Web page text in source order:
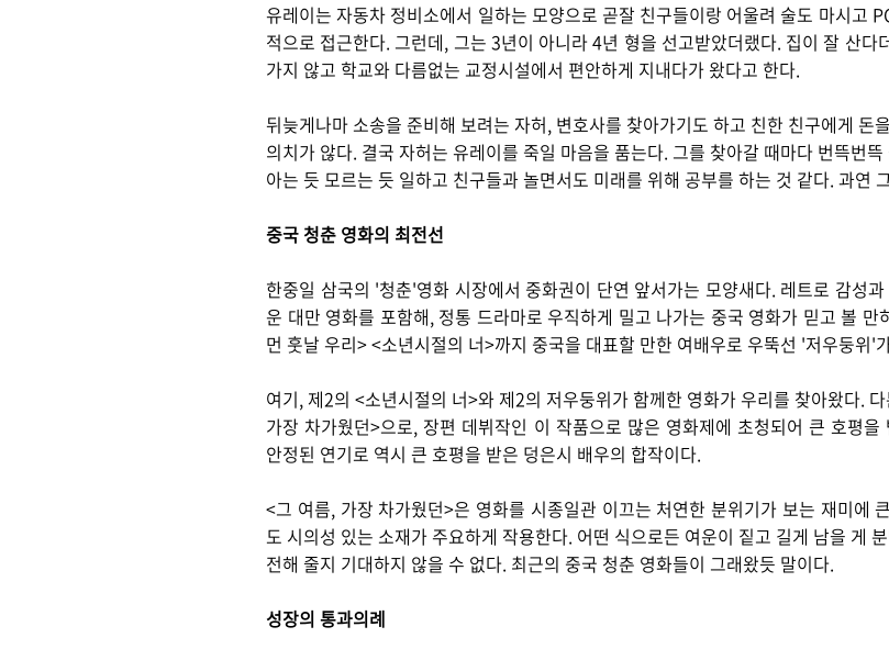
유레이는 자동차 정비소에서 일하는 모양으로 곧잘 친구들이랑 어울려 술도 마시고
적으로 접근한다. 그런데, 그는 3년이 아니라 4년 형을 선고받았더랬다. 집이 잘 산
가지 않고 학교와 다름없는 교정시설에서 편안하게 지내다가 왔다고 한다.
뒤늦게나마 소송을 준비해 보려는 자허, 변호사를 찾아가기도 하고 친한 친구에게 돈
의치가 않다. 결국 자허는 유레이를 죽일 마음을 품는다. 그를 찾아갈 때마다 번뜩번
아는 듯 모르는 듯 일하고 친구들과 놀면서도 미래를 위해 공부를 하는 것 같다. 과연
중국 청춘 영화의 최전선
한중일 삼국의 '청춘'영화 시장에서 중화권이 단연 앞서가는 모양새다. 레트로 감성
운 대만 영화를 포함해, 정통 드라마로 우직하게 밀고 나가는 중국 영화가 믿고 볼
먼 훗날 우리> <소년시절의 너>까지 중국을 대표할 만한 여배우로 우뚝선 '저우둥위'
여기, 제2의 <소년시절의 너>와 제2의 저우둥위가 함께한 영화가 우리를 찾아왔다.
가장 차가웠던>으로, 장편 데뷔작인 이 작품으로 많은 영화제에 초청되어 큰 호평
안정된 연기로 역시 큰 호평을 받은 덩은시 배우의 합작이다.
<그 여름, 가장 차가웠던>은 영화를 시종일관 이끄는 처연한 분위기가 보는 재미에
도 시의성 있는 소재가 주요하게 작용한다. 어떤 식으로든 여운이 짙고 길게 남을 게
전해 줄지 기대하지 않을 수 없다. 최근의 중국 청춘 영화들이 그래왔듯 말이다.
성장의 통과의례